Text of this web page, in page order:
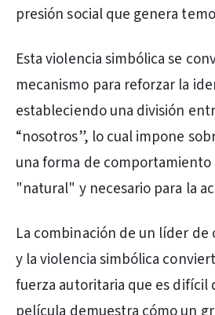
presión social que genera
Esta violencia simbólica se
mecanismo para reforzar la
estableciendo una división
“nosotros”, lo cual impone
una forma de
"natural" y necesario para la
La combinación de un líder
y la violencia simbólica
fuerza autoritaria que es difícil